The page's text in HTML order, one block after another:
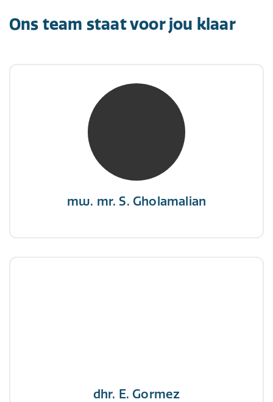
Ons team staat voor jou klaar
mw. mr. S. Gholamalian
mw. mr. S. Gholamalian
NIVRE Register-Expert
“Als je de richting van de wind niet kunt
veranderen, verander dan de stand van je
dhr. E. Gormez